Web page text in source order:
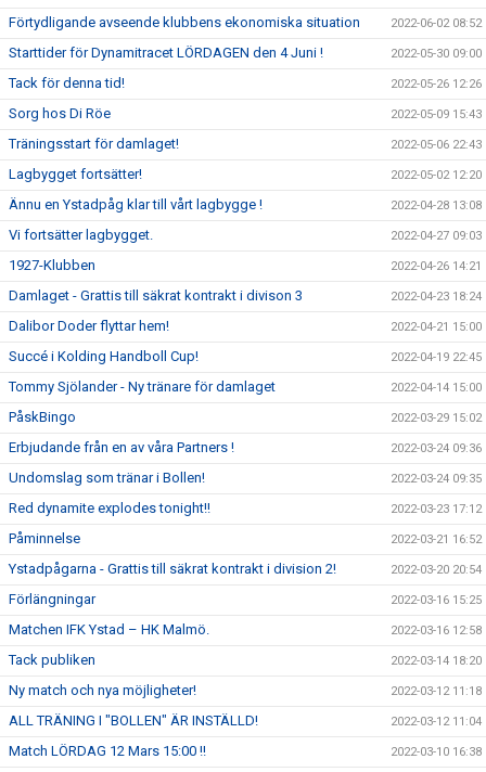
Förtydligande avseende klubbens ekonomiska situation 2022-06-02 08:52
Starttider för Dynamitracet LÖRDAGEN den 4 Juni ! 2022-05-30 09:00
Tack för denna tid! 2022-05-26 12:26
Sorg hos Di Röe 2022-05-09 15:43
Träningsstart för damlaget! 2022-05-06 22:43
Lagbygget fortsätter! 2022-05-02 12:20
Ännu en Ystadpåg klar till vårt lagbygge ! 2022-04-28 13:08
Vi fortsätter lagbygget. 2022-04-27 09:03
1927-Klubben 2022-04-26 14:21
Damlaget - Grattis till säkrat kontrakt i divison 3 2022-04-23 18:24
Dalibor Doder flyttar hem! 2022-04-21 15:00
Succé i Kolding Handboll Cup! 2022-04-19 22:45
Tommy Sjölander - Ny tränare för damlaget 2022-04-14 15:00
PåskBingo 2022-03-29 15:02
Erbjudande från en av våra Partners ! 2022-03-24 09:36
Undomslag som tränar i Bollen! 2022-03-24 09:35
Red dynamite explodes tonight!! 2022-03-23 17:12
Påminnelse 2022-03-21 16:52
Ystadpågarna - Grattis till säkrat kontrakt i division 2! 2022-03-20 20:54
Förlängningar 2022-03-16 15:25
Matchen IFK Ystad – HK Malmö. 2022-03-16 12:58
Tack publiken 2022-03-14 18:20
Ny match och nya möjligheter! 2022-03-12 11:18
ALL TRÄNING I "BOLLEN" ÄR INSTÄLLD! 2022-03-12 11:04
Match LÖRDAG 12 Mars 15:00 !! 2022-03-10 16:38